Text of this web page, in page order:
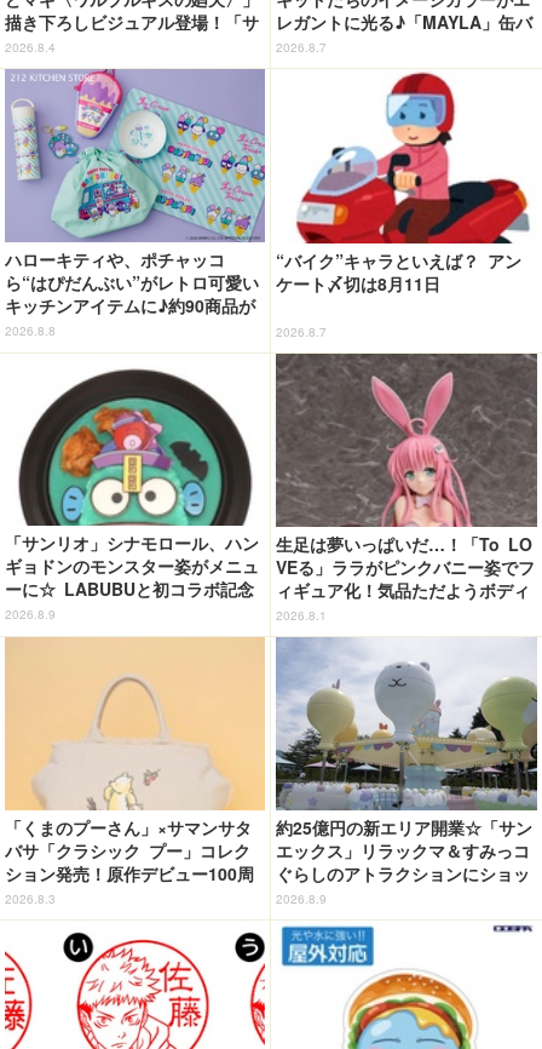
描き下ろしビジュアル登場！「サ
ンシャインシティプリンスホテ
ル」コラボ開催
2026.8.4
レガントに光る♪「MAYLA」缶バ
ッジの全種セットがお得に！【3
0％オフセール】
2026.8.7
ハローキティや、ポチャッコ
ら“はぴだんぶい”がレトロ可愛い
キッチンアイテムに♪約90商品が
登場【212 KITCHEN STORE】
2026.8.8
“バイク”キャラといえば？ アン
ケート〆切は8月11日
2026.8.7
「サンリオ」シナモロール、ハン
ギョドンのモンスター姿がメニュ
ーに☆ LABUBUと初コラボ記念
のスイーツも！【サンリオピュー
ロランド】
2026.8.9
生足は夢いっぱいだ…！「To LO
VEる」ララがピンクバニー姿でフ
ィギュア化！気品ただようボディ
に注目
2026.8.1
「くまのプーさん」×サマンサタ
バサ「クラシック プー」コレク
ション発売！原作デビュー100周
年記念でハンドバッグや財布など
全6種が登場
2026.8.3
約25億円の新エリア開業☆「サン
エックス」リラックマ＆すみっコ
ぐらしのアトラクションにショッ
プ、レストランも！「富士急ハイ
ランド」内【レポート】
2026.8.9